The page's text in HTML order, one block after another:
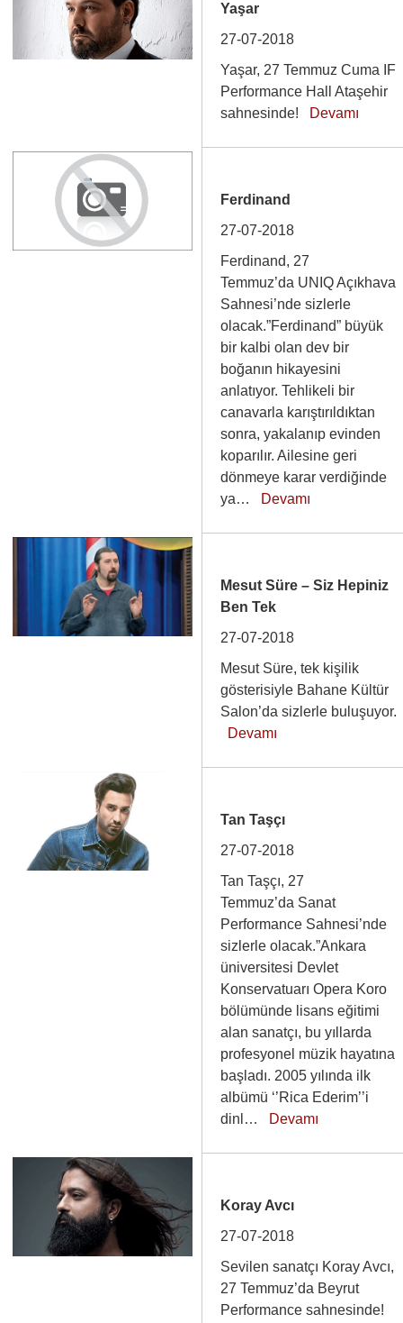
Yaşar
27-07-2018
Yaşar, 27 Temmuz Cuma IF
Performance Hall Ataşehir
sahnesinde! Devamı
Ferdinand
27-07-2018
Ferdinand, 27
Temmuz’da UNIQ Açıkhava
Sahnesi’nde sizlerle
olacak.”Ferdinand” büyük
bir kalbi olan dev bir
boğanın hikayesini
anlatıyor. Tehlikeli bir
canavarla karıştırıldıktan
sonra, yakalanıp evinden
koparılır. Ailesine geri
dönmeye karar verdiğinde
ya… Devamı
Mesut Süre – Siz Hepiniz
Ben Tek
27-07-2018
Mesut Süre, tek kişilik
gösterisiyle Bahane Kültür
Salon’da sizlerle buluşuyor.
Devamı
Tan Taşçı
27-07-2018
Tan Taşçı, 27
Temmuz’da Sanat
Performance Sahnesi’nde
sizlerle olacak.”Ankara
üniversitesi Devlet
Konservatuarı Opera Koro
bölümünde lisans eğitimi
alan sanatçı, bu yıllarda
profesyonel müzik hayatına
başladı. 2005 yılında ilk
albümü ‘’Rica Ederim’’i
dinl… Devamı
Koray Avcı
27-07-2018
Sevilen sanatçı Koray Avcı,
27 Temmuz’da Beyrut
Performance sahnesinde!